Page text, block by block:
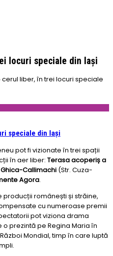
locuri speciale din Iași
cerul liber, în trei locuri speciale
speciale din Iași
pot fi vizionate în trei spații
în aer liber: Terasa acoperiș a
Callimachi (Str. Cuza-
Agora.
românești și străine,
cu numeroase premii
pot viziona drama
o prezintă pe Regina Maria în
Mondial, timp în care luptă